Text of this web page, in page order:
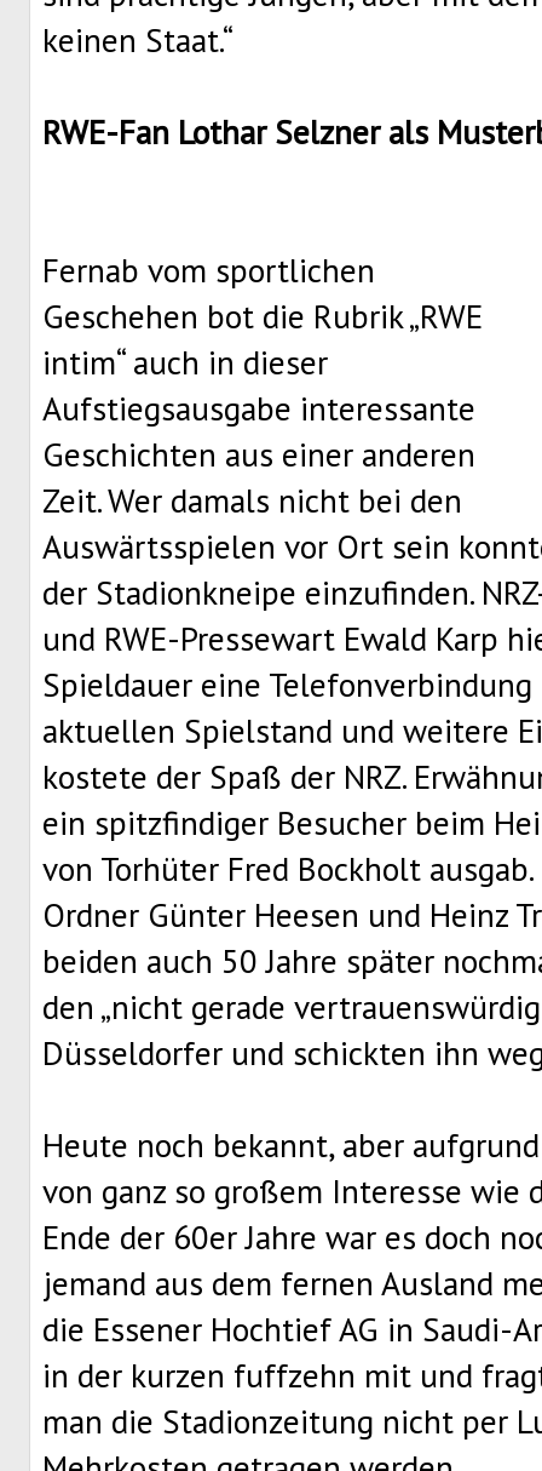
keinen Staat.“
RWE-Fan Lothar Selzner als
Fernab vom sportlichen
Geschehen bot die Rubrik „RWE
intim“ auch in dieser
Aufstiegsausgabe interessante
Geschichten aus einer anderen
Zeit. Wer damals nicht bei den
Auswärtsspielen vor Ort sein
der Stadionkneipe einzufinden.
und RWE-Pressewart Ewald Karp
Spieldauer eine
aktuellen Spielstand und weitere
kostete der Spaß der NRZ.
ein spitzfindiger Besucher beim
von Torhüter Fred Bockholt
Ordner Günter Heesen und Heinz
beiden auch 50 Jahre später
den „nicht gerade
Düsseldorfer und schickten ihn
Heute noch bekannt, aber
von ganz so großem Interesse wie
Ende der 60er Jahre war es doch
jemand aus dem fernen Ausland
die Essener Hochtief AG in Saudi-
in der kurzen fuffzehn mit und
man die Stadionzeitung nicht per